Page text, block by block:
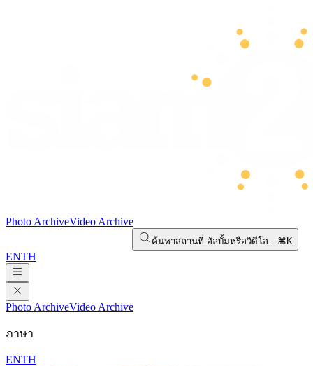
Photo ArchiveVideo Archive
ค้นหาสถานที่ อัลบั้มหรือวิดีโอ…⌘K
ENTH
Photo ArchiveVideo Archive
ภาษา
ENTH